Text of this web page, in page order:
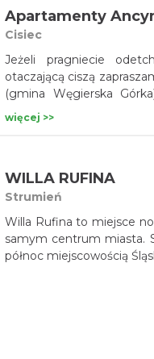
Kraków-Balice jest
Apartamenty
Cisiec
Jeżeli pragniecie
otaczającą ciszą
(gmina Węgierska
spacerowe sprawiają,
turystów.
więcej >>
WILLA RUFINA
Strumień
Willa Rufina to miejsce
samym centrum miasta.
północ miejscowością